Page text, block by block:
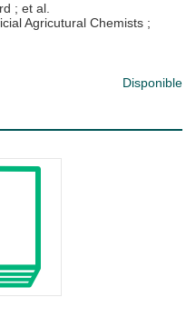
; et al.
Agricutural Chemists ;
Disponible